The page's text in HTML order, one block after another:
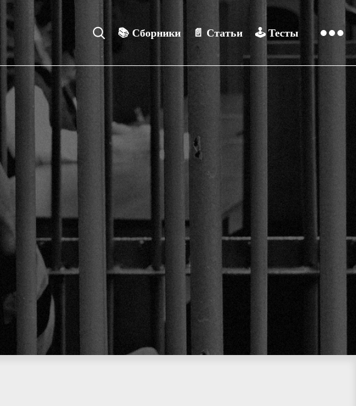
📚 Сборники 📄 Статьи 🕹️ Тесты